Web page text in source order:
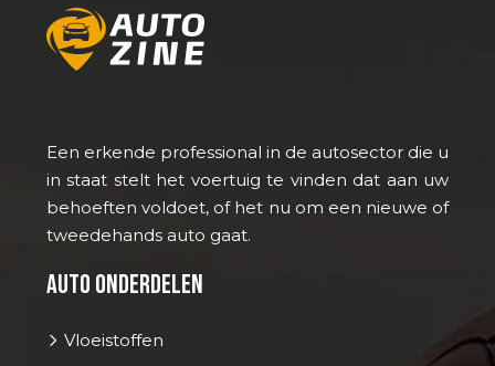
Een erkende professional in de autosector die u
in staat stelt het voertuig te vinden dat aan uw
behoeften voldoet, of het nu om een nieuwe of
tweedehands auto gaat.
Auto onderdelen
Vloeistoffen